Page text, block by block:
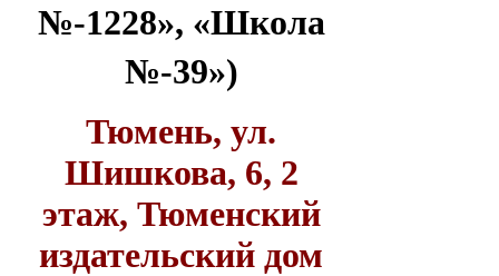
№-1228», «Школа
№-39»)
Тюмень, ул.
Шишкова, 6, 2
этаж, Тюменский
издательский дом